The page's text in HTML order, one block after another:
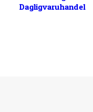
Dagligvaruhandel